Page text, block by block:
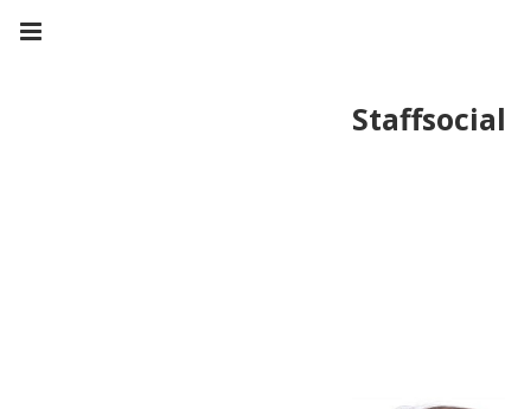
Staffsocial